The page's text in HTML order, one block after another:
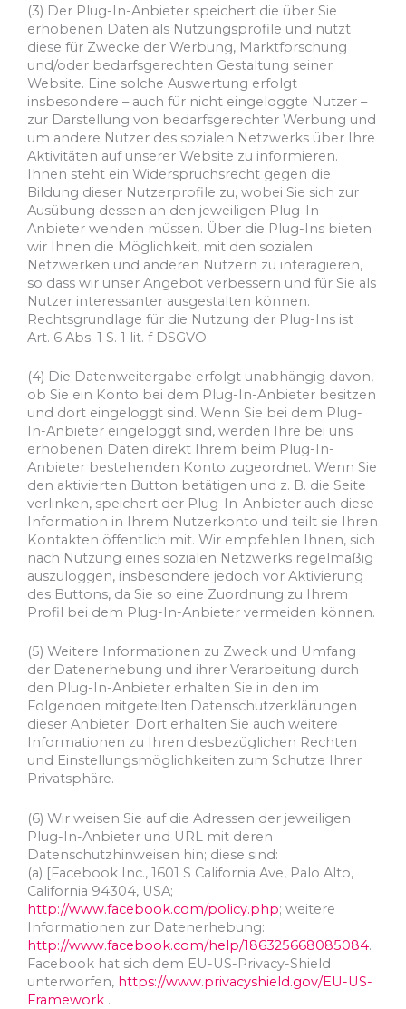
(3) Der Plug-In-Anbieter speichert die über Sie
erhobenen Daten als Nutzungsprofile und nutzt
diese für Zwecke der Werbung, Marktforschung
und/oder bedarfsgerechten Gestaltung seiner
Website. Eine solche Auswertung erfolgt
insbesondere – auch für nicht eingeloggte Nutzer –
zur Darstellung von bedarfsgerechter Werbung und
um andere Nutzer des sozialen Netzwerks über Ihre
Aktivitäten auf unserer Website zu informieren.
Ihnen steht ein Widerspruchsrecht gegen die
Bildung dieser Nutzerprofile zu, wobei Sie sich zur
Ausübung dessen an den jeweiligen Plug-In-
Anbieter wenden müssen. Über die Plug-Ins bieten
wir Ihnen die Möglichkeit, mit den sozialen
Netzwerken und anderen Nutzern zu interagieren,
so dass wir unser Angebot verbessern und für Sie als
Nutzer interessanter ausgestalten können.
Rechtsgrundlage für die Nutzung der Plug-Ins ist
Art. 6 Abs. 1 S. 1 lit. f DSGVO.
(4) Die Datenweitergabe erfolgt unabhängig davon,
ob Sie ein Konto bei dem Plug-In-Anbieter besitzen
und dort eingeloggt sind. Wenn Sie bei dem Plug-
In-Anbieter eingeloggt sind, werden Ihre bei uns
erhobenen Daten direkt Ihrem beim Plug-In-
Anbieter bestehenden Konto zugeordnet. Wenn Sie
den aktivierten Button betätigen und z. B. die Seite
verlinken, speichert der Plug-In-Anbieter auch diese
Information in Ihrem Nutzerkonto und teilt sie Ihren
Kontakten öffentlich mit. Wir empfehlen Ihnen, sich
nach Nutzung eines sozialen Netzwerks regelmäßig
auszuloggen, insbesondere jedoch vor Aktivierung
des Buttons, da Sie so eine Zuordnung zu Ihrem
Profil bei dem Plug-In-Anbieter vermeiden können.
(5) Weitere Informationen zu Zweck und Umfang
der Datenerhebung und ihrer Verarbeitung durch
den Plug-In-Anbieter erhalten Sie in den im
Folgenden mitgeteilten Datenschutzerklärungen
dieser Anbieter. Dort erhalten Sie auch weitere
Informationen zu Ihren diesbezüglichen Rechten
und Einstellungsmöglichkeiten zum Schutze Ihrer
Privatsphäre.
(6) Wir weisen Sie auf die Adressen der jeweiligen
Plug-In-Anbieter und URL mit deren
Datenschutzhinweisen hin; diese sind:
(a) [Facebook Inc., 1601 S California Ave, Palo Alto,
California 94304, USA;
http://www.facebook.com/policy.php; weitere
Informationen zur Datenerhebung:
http://www.facebook.com/help/186325668085084.
Facebook hat sich dem EU-US-Privacy-Shield
unterworfen, https://www.privacyshield.gov/EU-US-
Framework .